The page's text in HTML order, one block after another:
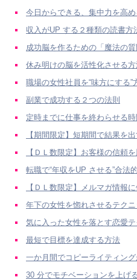
今日からできる、集中力を高
収入がUP する２種類の読書方
成功脳を作るための「魔法の質
休み明けの脳を活性化させる
職場の女性社員を“味方にする”
副業で成功する２つの法則
定時までに仕事を終わらせる時
【期間限定】短期間で結果を
【ＤＬ数限定】お客様の信頼
転職で“年収をUP させる”合法
【ＤＬ数限定】メルマガ情報
年下の女性を惚れさせるテクニ
気に入った女性を落とす恋愛テ
最短で目標を達成する方法
一か月間でコピーライティン
30 分でモチベーションを上げ